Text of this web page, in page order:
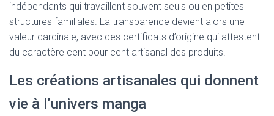
indépendants qui travaillent souvent seuls ou en petites
structures familiales. La transparence devient alors une
valeur cardinale, avec des certificats d’origine qui attestent
du caractère cent pour cent artisanal des produits.
Les créations artisanales qui donnent
vie à l’univers manga